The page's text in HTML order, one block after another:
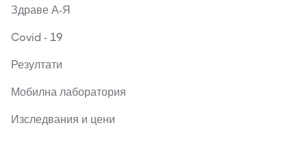
Здраве А-Я
Covid - 19
Резултати
Мобилна лаборатория
Изследвания и цени